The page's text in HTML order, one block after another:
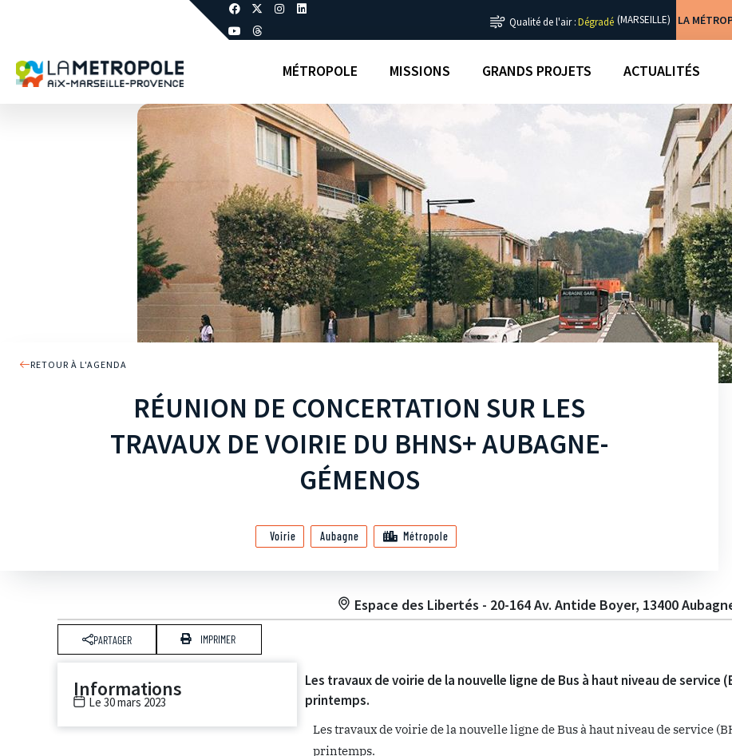
Qualité de l'air :Dégradé (MARSEILLE) LA
MÉTROPOLE MISSIONS GRANDS PROJETS ACTUALITÉS
RETOUR À L'AGENDA
RÉUNION DE CONCERTATION SUR LES
TRAVAUX DE VOIRIE DU BHNS+ AUBAGNE-
GÉMENOS
Voirie Aubagne Métropole
Espace des Libertés - 20-164 Av. Antide Boyer, 13400
PARTAGER IMPRIMER
Informations
Le 30 mars 2023
Les travaux de voirie de la nouvelle ligne de Bus à haut niveau de service
printemps.
Les travaux de voirie de la nouvelle ligne de Bus à haut niveau de service
printemps.